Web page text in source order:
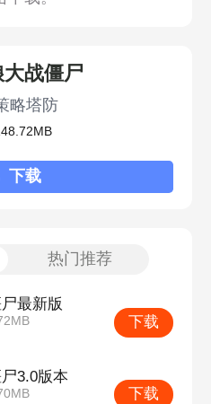
战僵尸
略塔防
下载
热门推荐
最新版
下载
3.0版本
下载